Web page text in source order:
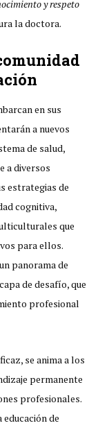
y respeto
la doctora.
en sus
a nuevos
de salud,
a diversos
estrategias de
cognitiva,
que
para ellos.
panorama de
de desafío, que
profesional
se anima a los
permanente
profesionales.
de